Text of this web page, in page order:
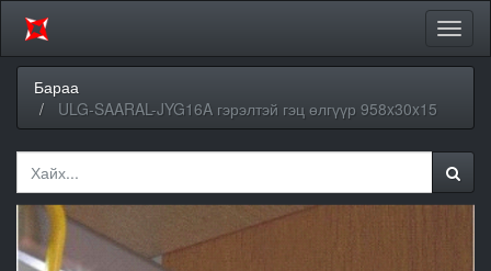
Бараа
ULG-SAARAL-JYG16A гэрэлтэй гэц өлгүүр 958x30x15